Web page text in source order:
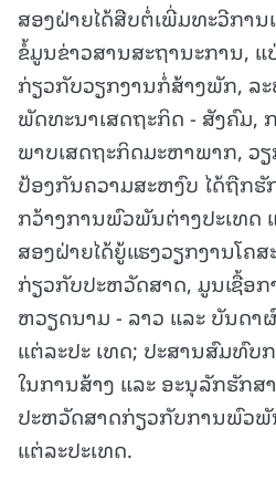
ສອງຝ່າຍໄດ້ສືບຕໍ່ເພີ່ມທະວີກາ
ຂໍ້ມູນຂ່າວສານສະຖານະການ,
ກ່ຽວກັບວຽກງານກໍ່ສ້າງພັກ, ລ
ພັດທະນາເສດຖະກິດ - ສັງຄົມ,
ພາບເສດຖະກິດມະຫາພາກ, ວ
ປ້ອງກັນຄວາມສະຫງົບ ໄດ້ຖືກຮັ
ກວ້າງການພົວພັນຕ່າງປະເທດ
ສອງຝ່າຍໄດ້ຍູ້ແຮງວຽກງານໂຄ
ກ່ຽວກັບປະຫວັດສາດ, ມູນເຊື້ອ
ຫວຽດນາມ - ລາວ ແລະ ບັນດາ
ແຕ່ລະປະ ເທດ; ປະສານສົມທົ
ໃນການສ້າງ ແລະ ອະນຸລັກຮັກສ
ປະຫວັດສາດກ່ຽວກັບການພົວ
ແຕ່ລະປະເທດ.